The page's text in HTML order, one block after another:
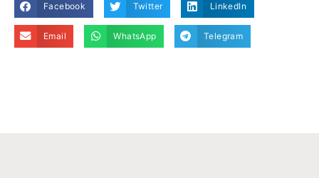
Facebook Twitter LinkedIn
Email WhatsApp Telegram